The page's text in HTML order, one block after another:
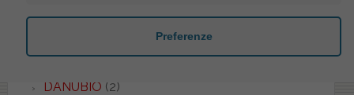
DANUBIO (2)
Preferenze